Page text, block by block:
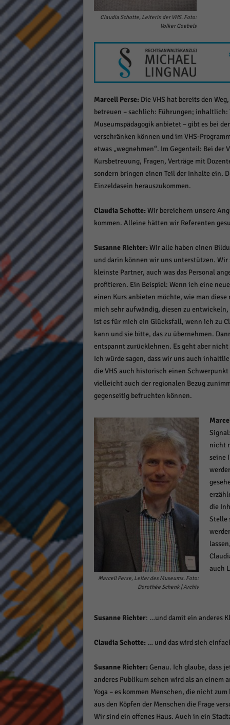
Claudia Schotte, Leiterin der VHS. Foto:
Volker Goebels
Marcell Perse: Die VHS hat bereits den
betreuen – sachlich: Führungen; inhaltlich:
Museumspädagogik anbietet – gibt es bei
verschränken können und im VHS-
etwas „wegnehmen“. Im Gegenteil: Bei
Kursbetreuung, Fragen, Verträge mit
sondern bringen einen Teil der Inhalte ein.
Einzeldasein herauszukommen.
Claudia Schotte: Wir bereichern unsere
kommen. Alleine hätten wir Referenten
Susanne Richter: Wir alle haben einen
und darin können wir uns unterstützen. Wir
kleinste Partner, auch was das Personal
profitieren. Ein Beispiel: Wenn ich eine
einen Kurs anbieten möchte, wie man
mich sehr aufwändig, diesen zu entwickeln,
ist es für mich ein Glücksfall, wenn ich zu
kann und sie bitte, das zu übernehmen.
entspannt zurücklehnen. Es geht aber
Ich würde sagen, dass wir uns auch
die VHS auch historisch einen
vielleicht auch der regionalen Bezug
gegenseitig befruchten können.
Marcell Perse, Leiter des Museums. Foto:
Dorothée Schenk | Archiv
nicht
seine
die
Stelle
auch
Susanne Richter: …und damit ein anderes
Claudia Schotte: … und das wird sich
Susanne Richter: Genau. Ich glaube, dass
anderes Publikum sehen wird als an einem
Yoga – es kommen Menschen, die nicht
aus den Köpfen der Menschen die Frage
Wir sind ein offenes Haus. Auch in ein